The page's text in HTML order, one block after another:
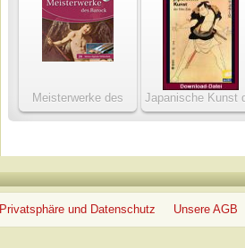
Meisterwerke des
Barock
Japanische Kunst
Edo-Zeit
Privatsphäre und Datenschutz Unsere AGB